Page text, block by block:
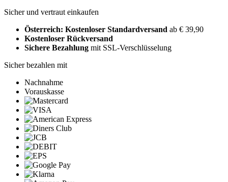
Sicher und vertraut einkaufen
Österreich: Kostenloser Standardversand ab € 39,90
Kostenloser Rückversand
Sichere Bezahlung mit SSL-Verschlüsselung
Sicher bezahlen mit
Nachnahme
Vorauskasse